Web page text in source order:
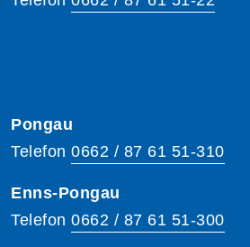
Pongau
Telefon 0662 / 87 61 51-310
Enns-Pongau
Telefon 0662 / 87 61 51-300